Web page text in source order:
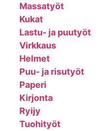
Massatyöt
Kukat
Lastu- ja puutyöt
Virkkaus
Helmet
Puu- ja risutyöt
Paperi
Kirjonta
Ryijy
Tuohityöt